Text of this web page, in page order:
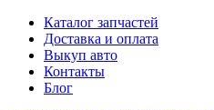
Каталог запчастей
Доставка и оплата
Выкуп авто
Контакты
Блог